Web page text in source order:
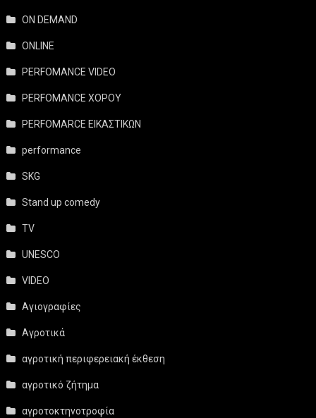
ON DEMAND
ONLINE
PERFOMANCE VIDEO
PERFOMANCE ΧΟΡΟΥ
PERFOMARCE ΕΙΚΑΣΤΙΚΩΝ
performance
SKG
Stand up comedy
TV
UNESCO
VIDEO
Αγιογραφίες
Αγροτικά
αγροτική περιφερειακή έκθεση
αγροτικό ζήτημα
αγροτοκτηνοτροφία